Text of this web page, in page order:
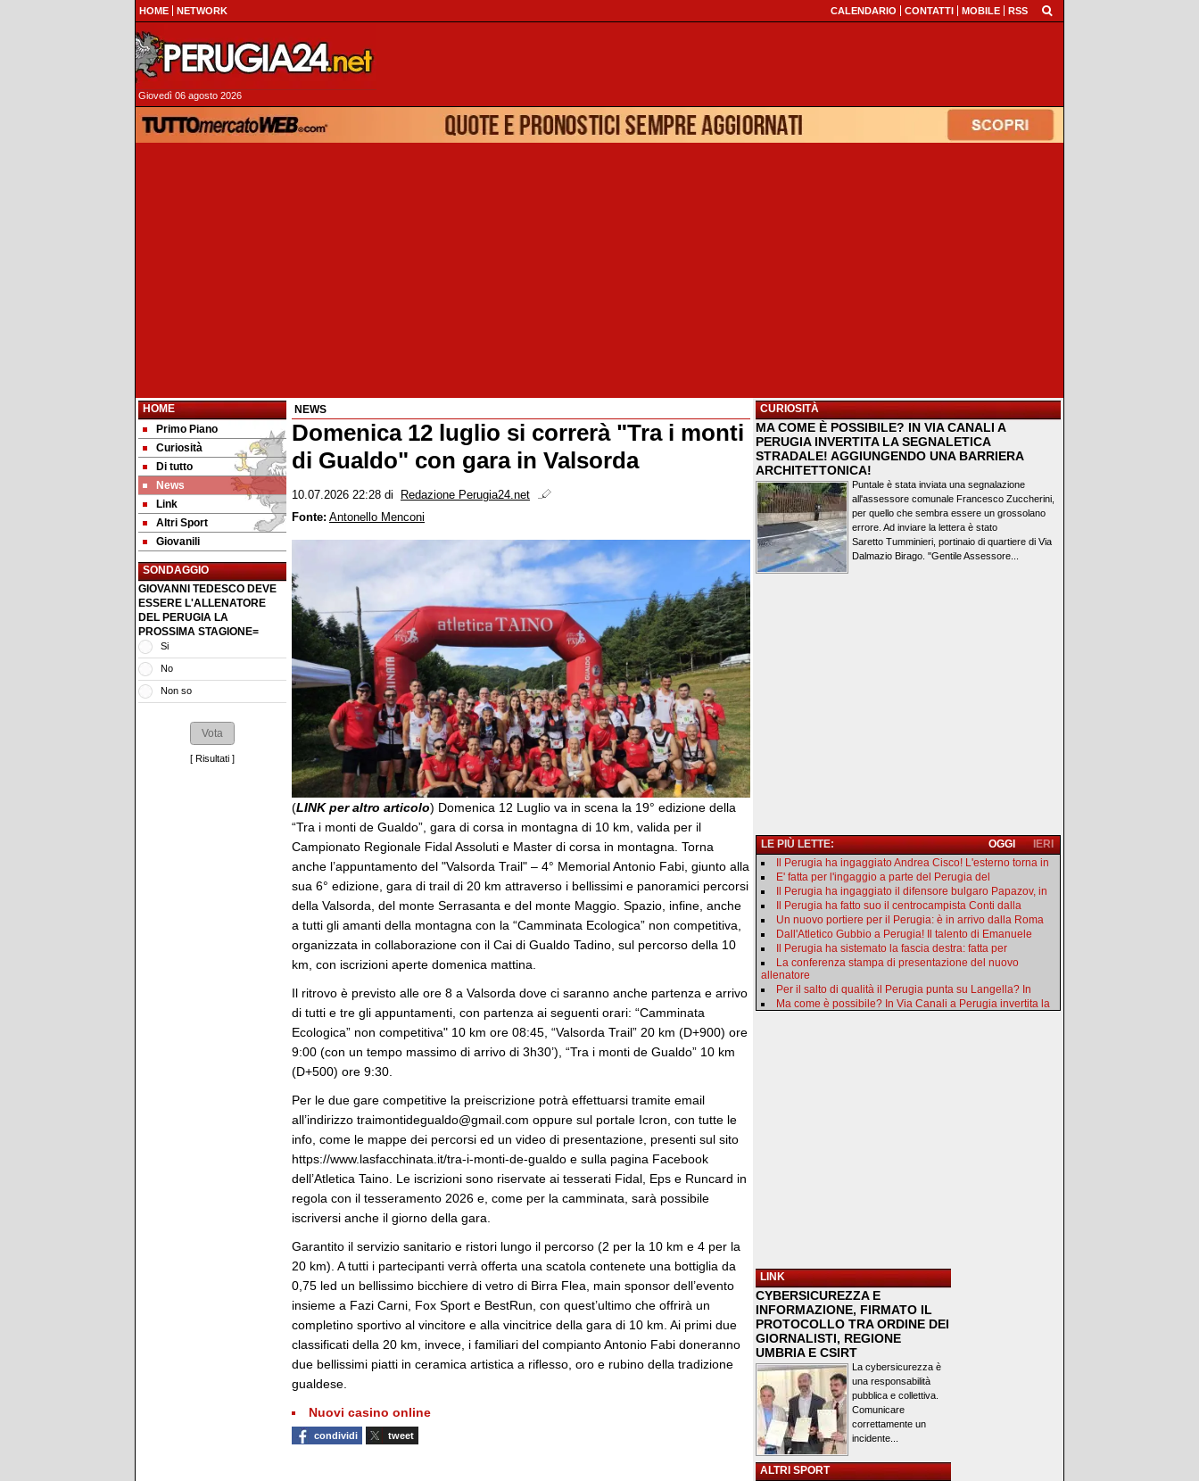
HOME NETWORK CALENDARIO CONTATTI MOBILE RSS
Giovedì 06 agosto 2026
HOME
Primo Piano
Curiosità
Di tutto
News
Link
Altri Sport
Giovanili
SONDAGGIO
GIOVANNI TEDESCO DEVE
ESSERE L'ALLENATORE
DEL PERUGIA LA
PROSSIMA STAGIONE=
Si
No
Non so
[ Risultati ]
NEWS
Domenica 12 luglio si correrà "Tra i monti
di Gualdo" con gara in Valsorda
10.07.2026 22:28 di
Redazione Perugia24.net
Fonte: Antonello Menconi
(LINK per altro articolo) Domenica 12 Luglio va in scena la 19° edizione della
“Tra i monti de Gualdo”, gara di corsa in montagna di 10 km, valida per il
Campionato Regionale Fidal Assoluti e Master di corsa in montagna. Torna
anche l’appuntamento del "Valsorda Trail" – 4° Memorial Antonio Fabi, giunto alla
sua 6° edizione, gara di trail di 20 km attraverso i bellissimi e panoramici percorsi
della Valsorda, del monte Serrasanta e del monte Maggio. Spazio, infine, anche
a tutti gli amanti della montagna con la “Camminata Ecologica” non competitiva,
organizzata in collaborazione con il Cai di Gualdo Tadino, sul percorso della 10
km, con iscrizioni aperte domenica mattina.
Il ritrovo è previsto alle ore 8 a Valsorda dove ci saranno anche partenza e arrivo
di tutti e tre gli appuntamenti, con partenza ai seguenti orari: “Camminata
Ecologica” non competitiva" 10 km ore 08:45, “Valsorda Trail” 20 km (D+900) ore
9:00 (con un tempo massimo di arrivo di 3h30’), “Tra i monti de Gualdo” 10 km
(D+500) ore 9:30.
Per le due gare competitive la preiscrizione potrà effettuarsi tramite email
all’indirizzo traimontidegualdo@gmail.com oppure sul portale Icron, con tutte le
info, come le mappe dei percorsi ed un video di presentazione, presenti sul sito
https://www.lasfacchinata.it/tra-i-monti-de-gualdo e sulla pagina Facebook
dell’Atletica Taino. Le iscrizioni sono riservate ai tesserati Fidal, Eps e Runcard in
regola con il tesseramento 2026 e, come per la camminata, sarà possibile
iscriversi anche il giorno della gara.
Garantito il servizio sanitario e ristori lungo il percorso (2 per la 10 km e 4 per la
20 km). A tutti i partecipanti verrà offerta una scatola contenete una bottiglia da
0,75 led un bellissimo bicchiere di vetro di Birra Flea, main sponsor dell’evento
insieme a Fazi Carni, Fox Sport e BestRun, con quest’ultimo che offrirà un
completino sportivo al vincitore e alla vincitrice della gara di 10 km. Ai primi due
classificati della 20 km, invece, i familiari del compianto Antonio Fabi doneranno
due bellissimi piatti in ceramica artistica a riflesso, oro e rubino della tradizione
gualdese.
Nuovi casino online
condividi tweet
CURIOSITÀ
MA COME È POSSIBILE? IN VIA CANALI A
PERUGIA INVERTITA LA SEGNALETICA
STRADALE! AGGIUNGENDO UNA BARRIERA
ARCHITETTONICA!
Puntale è stata inviata una segnalazione
all'assessore comunale Francesco Zuccherini,
per quello che sembra essere un grossolano
errore. Ad inviare la lettera è stato
Saretto Tumminieri, portinaio di quartiere di Via
Dalmazio Birago. "Gentile Assessore...
LE PIÙ LETTE: IERI
OGGI
Il Perugia ha ingaggiato Andrea Cisco! L'esterno torna in
E' fatta per l'ingaggio a parte del Perugia del
Il Perugia ha ingaggiato il difensore bulgaro Papazov, in
Il Perugia ha fatto suo il centrocampista Conti dalla
Un nuovo portiere per il Perugia: è in arrivo dalla Roma
Dall'Atletico Gubbio a Perugia! Il talento di Emanuele
Il Perugia ha sistemato la fascia destra: fatta per
La conferenza stampa di presentazione del nuovo
allenatore
Per il salto di qualità il Perugia punta su Langella? In
Ma come è possibile? In Via Canali a Perugia invertita la
LINK
CYBERSICUREZZA E
INFORMAZIONE, FIRMATO IL
PROTOCOLLO TRA ORDINE DEI
GIORNALISTI, REGIONE
UMBRIA E CSIRT
La cybersicurezza è
una responsabilità
pubblica e collettiva.
Comunicare
correttamente un
incidente...
ALTRI SPORT